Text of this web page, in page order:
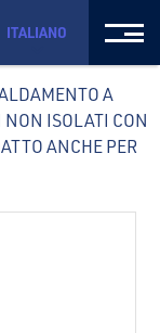
ITALIANO
A
ISOLATI CON
ANCHE PER